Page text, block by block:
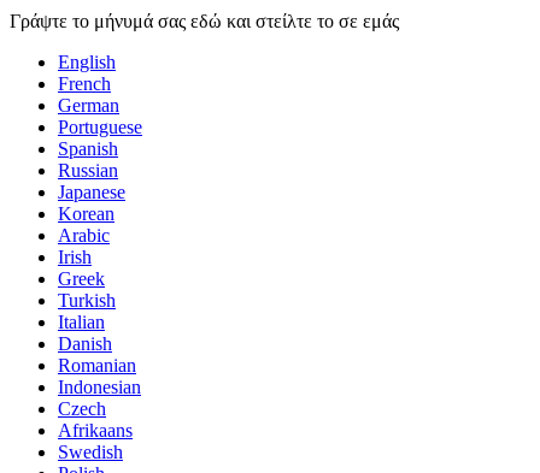
Γράψτε το μήνυμά σας εδώ και στείλτε το σε εμάς
English
French
German
Portuguese
Spanish
Russian
Japanese
Korean
Arabic
Irish
Greek
Turkish
Italian
Danish
Romanian
Indonesian
Czech
Afrikaans
Swedish